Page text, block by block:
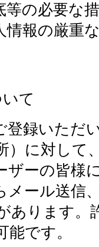
等の必要な
情報の厳重
て
登録いただ
）に対して
ザーの皆様
メール送信
あります。
です。